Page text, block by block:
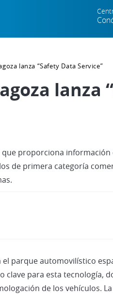
lanza “Safety Data Service”
lanza
proporciona información
de primera categoría
el parque automovilístico
clave para esta tecnología,
de los vehículos.